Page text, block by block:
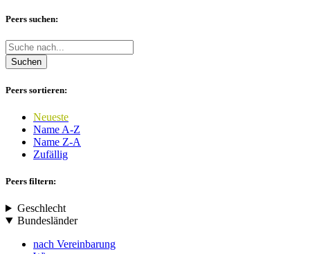
Peers suchen:
Suchen
Peers sortieren:
Neueste
Name A-Z
Name Z-A
Zufällig
Peers filtern:
Geschlecht
Bundesländer
nach Vereinbarung